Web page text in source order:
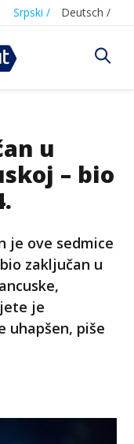
Srpski / Deutsch /
u
– bio
je ove sedmice
zaključan u
je
uhapšen, piše